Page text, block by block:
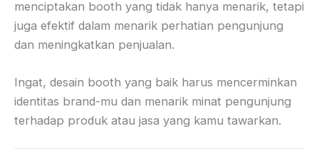
menciptakan booth yang tidak hanya menarik, tetapi
juga efektif dalam menarik perhatian pengunjung
dan meningkatkan penjualan.
Ingat, desain booth yang baik harus mencerminkan
identitas brand-mu dan menarik minat pengunjung
terhadap produk atau jasa yang kamu tawarkan.